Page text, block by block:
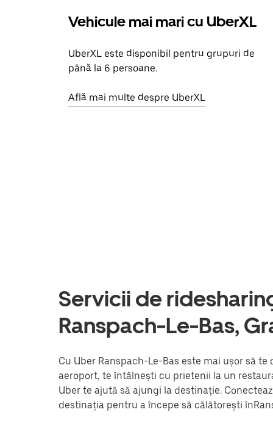
Vehicule mai mari cu UberXL
UberXL este disponibil pentru grupuri de
până la 6 persoane.
Află mai multe despre UberXL
Servicii de
Ranspach-Le-Bas,
Cu Uber Ranspach-Le-Bas este mai ușor să
aeroport, te întâlnești cu prietenii la un
Uber te ajută să ajungi la destinație.
destinația pentru a începe să călătorești